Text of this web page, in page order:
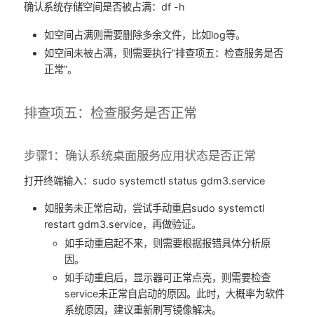
确认系统存储空间是否被占满：df -h
如空间占满则需要删除多余文件，比如log等。
如空间未被占满，则需要执行”排查项五：检查服务是否
正常”。
排查项五：检查服务是否正常
步骤1：确认系统桌面服务应用状态是否正常
打开终端输入：sudo systemctl status gdm3.service
如服务未正常启动，尝试手动重启sudo systemctl
restart gdm3.service，再做验证。
如手动重启起不来，则需要根据报错具体分析原
因。
如手动重启后，显示器可正常点亮，则需要检查
service未正常自启动的原因。此时，大概率为软件
系统原因，建议重新刷写镜像解决。